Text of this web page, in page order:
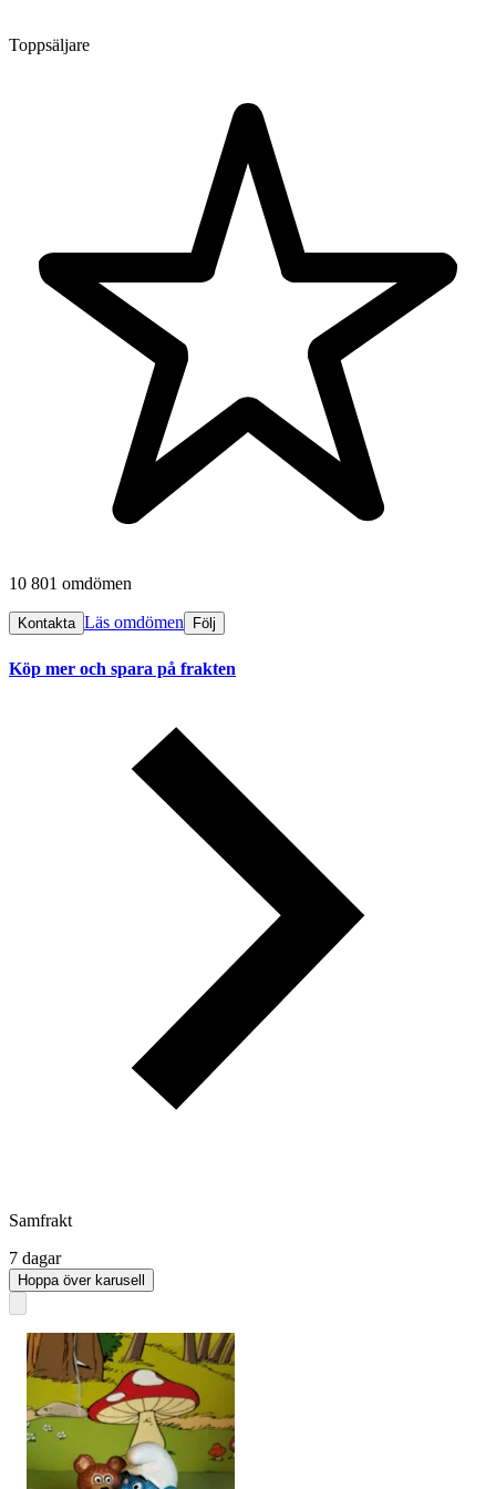
Toppsäljare
10 801 omdömen
Kontakta Läs omdömen Följ
Köp mer och spara på frakten
Samfrakt
7 dagar
Hoppa över karusell